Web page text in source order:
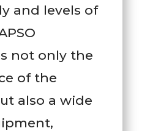
and levels of
not only the
of the
also a wide